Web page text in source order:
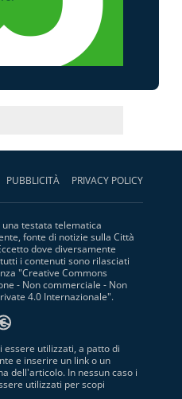
PUBBLICITÀ PRIVACY POLICY
una testata telematica
fonte di notizie sulla Città
dove diversamente
i contenuti sono rilasciati
"Creative Commons
- Non commerciale - Non
4.0 Internazionale".
essere utilizzati, a patto di
e inserire un link o un
dell'articolo. In nessun caso i
utilizzati per scopi